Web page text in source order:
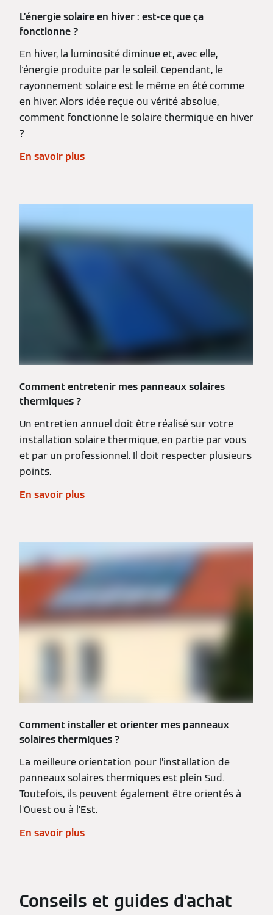
L’énergie solaire en hiver : est-ce que ça
fonctionne ?
En hiver, la luminosité diminue et, avec elle,
l'énergie produite par le soleil. Cependant, le
rayonnement solaire est le même en été comme
en hiver. Alors idée reçue ou vérité absolue,
comment fonctionne le solaire thermique en hiver
?
En savoir plus
Comment entretenir mes panneaux solaires
thermiques ?
Un entretien annuel doit être réalisé sur votre
installation solaire thermique, en partie par vous
et par un professionnel. Il doit respecter plusieurs
points.
En savoir plus
Comment installer et orienter mes panneaux
solaires thermiques ?
La meilleure orientation pour l’installation de
panneaux solaires thermiques est plein Sud.
Toutefois, ils peuvent également être orientés à
l’Ouest ou à l’Est.
En savoir plus
Conseils et guides d'achat